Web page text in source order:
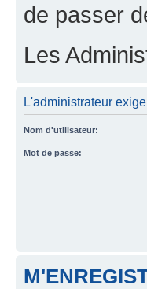
de passer
Les
L'administrateur
Nom d'utilisateur:
Mot de passe: